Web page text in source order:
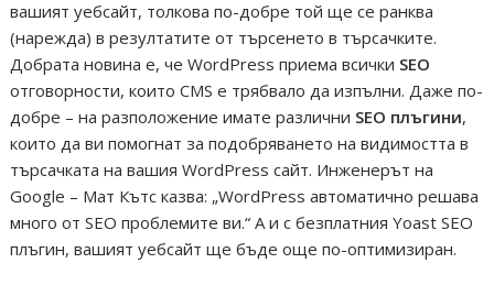
вашият уебсайт, толкова по-добре той ще се ранква
(нарежда) в резултатите от търсенето в търсачките.
Добрата новина е, че WordPress приема всички SEO
отговорности, които CMS е трябвало да изпълни. Даже по-
добре – на разположение имате различни SEO плъгини,
които да ви помогнат за подобряването на видимостта в
търсачката на вашия WordPress сайт. Инженерът на
Google – Мат Кътс казва: „WordPress автоматично решава
много от SEO проблемите ви.“ А и с безплатния Yoast SEO
плъгин, вашият уебсайт ще бъде още по-оптимизиран.